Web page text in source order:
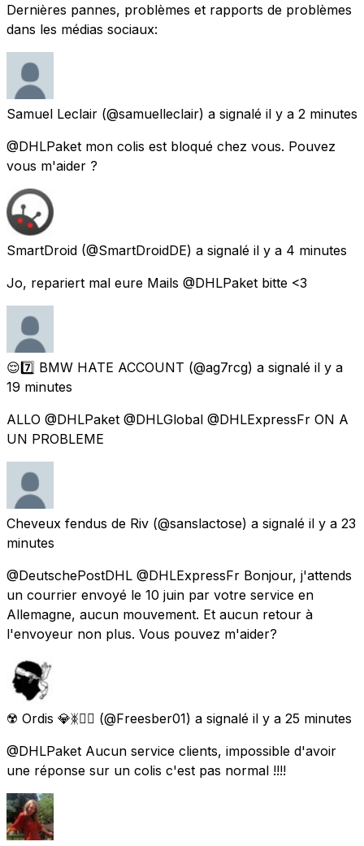
Dernières pannes, problèmes et rapports de problèmes
dans les médias sociaux:
Samuel Leclair (@samuelleclair) a signalé il y a 2 minutes
@DHLPaket mon colis est bloqué chez vous. Pouvez
vous m'aider ?
SmartDroid (@SmartDroidDE) a signalé il y a 4 minutes
Jo, repariert mal eure Mails @DHLPaket bitte <3
😌7️⃣ BMW HATE ACCOUNT (@ag7rcg) a signalé il y a
19 minutes
ALLO @DHLPaket @DHLGlobal @DHLExpressFr ON A
UN PROBLEME
Cheveux fendus de Riv (@sanslactose) a signalé il y a 23
minutes
@DeutschePostDHL @DHLExpressFr Bonjour, j'attends
un courrier envoyé le 10 juin par votre service en
Allemagne, aucun mouvement. Et aucun retour à
l'envoyeur non plus. Vous pouvez m'aider?
☢️ Ordis 💎ᛤ🏴‍☠️ (@Freesber01) a signalé il y a 25 minutes
@DHLPaket Aucun service clients, impossible d'avoir
une réponse sur un colis c'est pas normal !!!!